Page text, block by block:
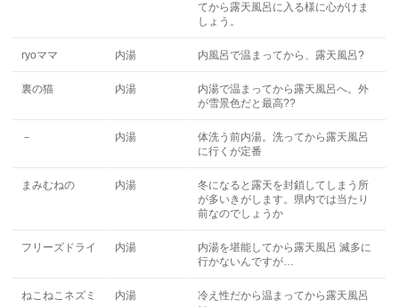
てから露天風呂に入る様に心がけま
しょう。
ryoママ 内湯 内風呂で温まってから、露天風呂?
裏の猫 内湯
内湯で温まってから露天風呂へ。外
が雪景色だと最高??
－ 内湯
体洗う前内湯。洗ってから露天風呂
に行くが定番
まみむねの 内湯
冬になると露天を封鎖してしまう所
が多いきがします。県内では当たり
前なのでしょうか
フリーズドライ 内湯
内湯を堪能してから露天風呂 滅多に
行かないんですが…
ねこねこネズミ 内湯
冷え性だから温まってから露天風呂